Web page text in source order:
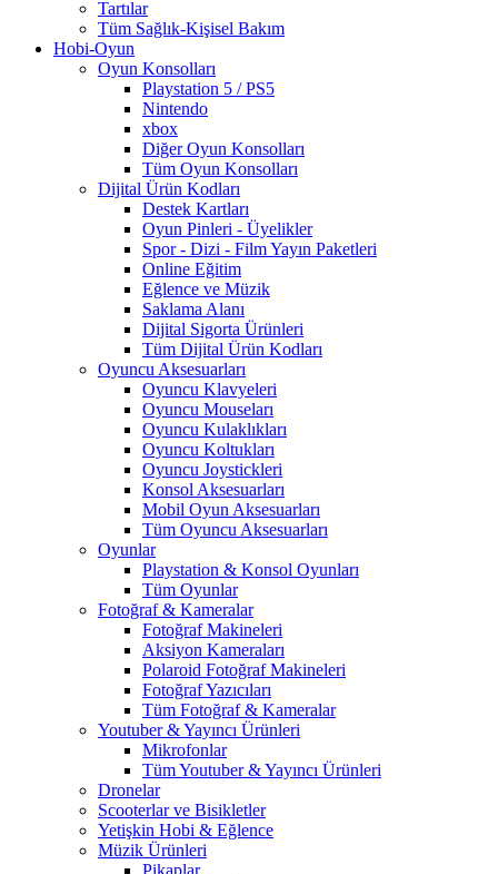
Tartılar
Tüm Sağlık-Kişisel Bakım
Hobi-Oyun
Oyun Konsolları
Playstation 5 / PS5
Nintendo
xbox
Diğer Oyun Konsolları
Tüm Oyun Konsolları
Dijital Ürün Kodları
Destek Kartları
Oyun Pinleri - Üyelikler
Spor - Dizi - Film Yayın Paketleri
Online Eğitim
Eğlence ve Müzik
Saklama Alanı
Dijital Sigorta Ürünleri
Tüm Dijital Ürün Kodları
Oyuncu Aksesuarları
Oyuncu Klavyeleri
Oyuncu Mouseları
Oyuncu Kulaklıkları
Oyuncu Koltukları
Oyuncu Joystickleri
Konsol Aksesuarları
Mobil Oyun Aksesuarları
Tüm Oyuncu Aksesuarları
Oyunlar
Playstation & Konsol Oyunları
Tüm Oyunlar
Fotoğraf & Kameralar
Fotoğraf Makineleri
Aksiyon Kameraları
Polaroid Fotoğraf Makineleri
Fotoğraf Yazıcıları
Tüm Fotoğraf & Kameralar
Youtuber & Yayıncı Ürünleri
Mikrofonlar
Tüm Youtuber & Yayıncı Ürünleri
Dronelar
Scooterlar ve Bisikletler
Yetişkin Hobi & Eğlence
Müzik Ürünleri
Pikaplar